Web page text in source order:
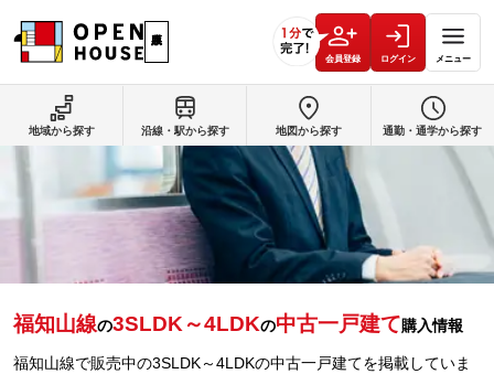
会員登録 ログイン メニュー
福知山線の3SLDK～4LDKの中古一戸建て購入情報
福知山線で販売中の3SLDK～4LDKの中古一戸建てを掲載していま
地域から探す 沿線・駅から探す 地図から探す 通勤・通学から探す